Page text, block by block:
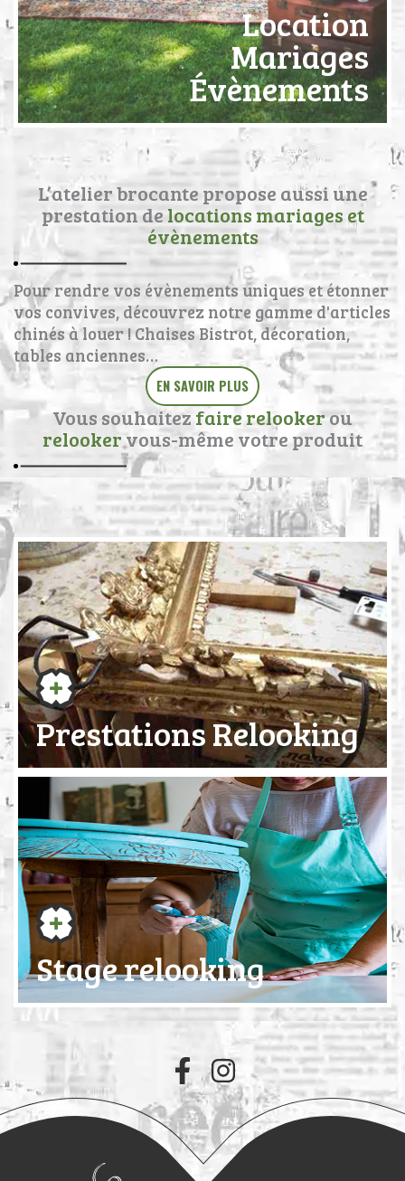
Location
Mariages
Évènements
L’atelier brocante propose aussi une
prestation de locations mariages et
évènements
Pour rendre vos évènements uniques et étonner
vos convives, découvrez notre gamme d'articles
chinés à louer ! Chaises Bistrot, décoration,
tables anciennes…
EN SAVOIR PLUS
Vous souhaitez faire relookerou
relookervous-même votre produit
Prestations Relooking
Stage relooking